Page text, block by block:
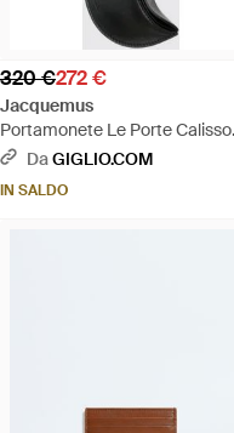
320 €272 €
Jacquemus
Portamonete Le Porte Calisso
Wallet - Bianco
DaGIGLIO.COM
IN SALDO